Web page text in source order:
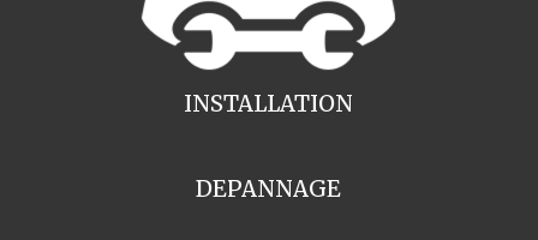
INSTALLATION
DEPANNAGE